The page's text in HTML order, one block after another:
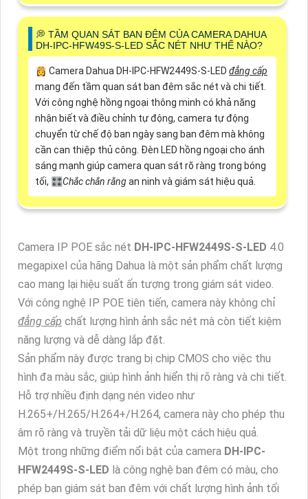
️💭 TẦM QUAN SÁT BAN ĐÊM CỦA CAMERA DAHUA
DH-IPC-HFW49S-S-LED SẮC NÉT NHƯ THẾ NÀO?
👸 Camera Dahua DH-IPC-HFW2449S-S-LED đẳng cấp
mang đến tầm quan sát ban đêm sắc nét và chi tiết.
Với công nghệ hồng ngoại thông minh có khả năng
nhận biết và điều chỉnh tự động, camera tự động
chuyển từ chế độ ban ngày sang ban đêm mà không
cần can thiệp thủ công. Đèn LED hồng ngoại cho ánh
sáng mạnh giúp camera quan sát rõ ràng trong bóng
tối, 🎛Chắc chắn rằngan ninh và giám sát hiệu quả.
Camera IP POE sắc nét DH-IPC-HFW2449S-S-LED 4.0
megapixel của hãng Dahua là một sản phẩm chất lượng
cao mang lại hiệu suất ấn tượng trong giám sát video.
Với công nghệ IP POE tiên tiến, camera này không chỉ
đẳng cấp chất lượng hình ảnh sắc nét mà còn tiết kiệm
năng lượng và dễ dàng lắp đặt.
Sản phẩm này được trang bị chip CMOS cho việc thu
hình đa màu sắc, giúp hình ảnh hiển thị rõ ràng và chi tiết.
Hỗ trợ nhiều định dạng nén video như
H.265+/H.265/H.264+/H.264, camera này cho phép thu
âm rõ ràng và truyền tải dữ liệu một cách hiệu quả.
Một trong những điểm nổi bật của camera DH-IPC-
HFW2449S-S-LED là công nghệ ban đêm có màu, cho
phép bạn giám sát ban đêm với chất lượng hình ảnh tối